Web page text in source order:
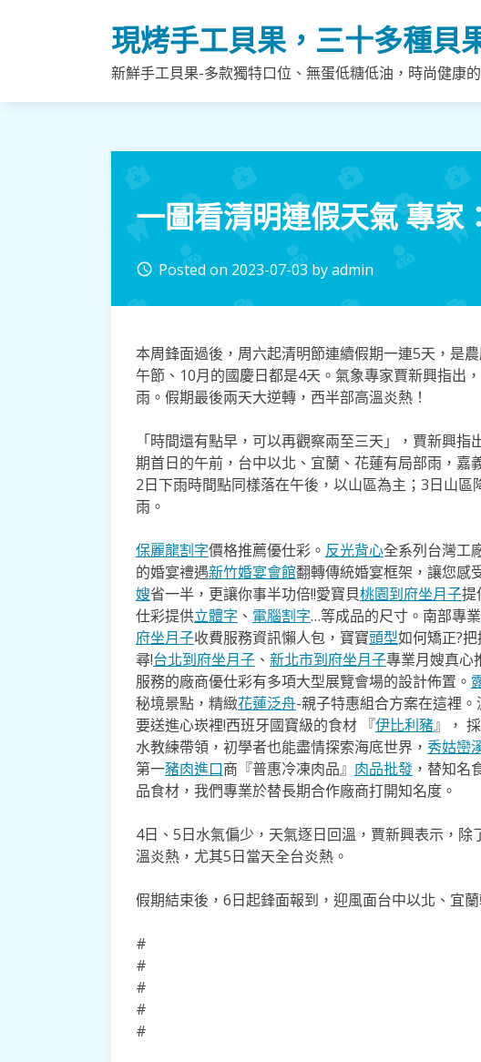
現烤手工貝果，三十多種貝
新鮮手工貝果-多款獨特口位、無蛋低糖低油，時尚健康
一圖看清明連假天氣 專家
access_time Posted on 2023-07-03 byadmin
本周鋒面過後，周六起清明節連續假期一連5天，是
午節、10月的國慶日都是4天。氣象專家賈新興指出
雨。假期最後兩天大逆轉，西半部高溫炎熱！
「時間還有點早，可以再觀察兩至三天」，賈新興
期首日的午前，台中以北、宜蘭、花蓮有局部雨，嘉
2日下雨時間點同樣落在午後，以山區為主；3日山
雨。
保麗龍割字價格推薦優仕彩。 反光背心全系列台灣工
的婚宴禮遇新竹婚宴會館翻轉傳統婚宴框架，讓您感
嫂省一半，更讓你事半功倍!!愛寶貝桃園到府坐月子提
仕彩提供立體字 、 電腦割字…等成品的尺寸。南部專業
府坐月子收費服務資訊懶人包，寶寶頭型如何矯正?
尋!台北到府坐月子、 新北市到府坐月子專業月嫂真心
服務的廠商優仕彩有多項大型展覽會場的設計佈置。
秘境景點，精緻花蓮泛舟-親子特惠組合方案在這裡。
要送進心崁裡!西班牙國寶級的食材 『伊比利豬』，
水教練帶領，初學者也能盡情探索海底世界， 秀姑巒
第一豬肉進口商『普惠冷凍肉品』 肉品批發，替知名
品食材，我們專業於替長期合作廠商打開知名度。
4日、5日水氣偏少，天氣逐日回溫，賈新興表示，
溫炎熱，尤其5日當天全台炎熱。
假期結束後，6日起鋒面報到，迎風面台中以北、宜
#
#
#
#
#